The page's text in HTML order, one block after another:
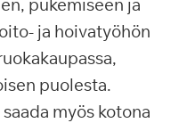
pukemiseen ja
ja hoivatyöhön
puolesta.
myös kotona